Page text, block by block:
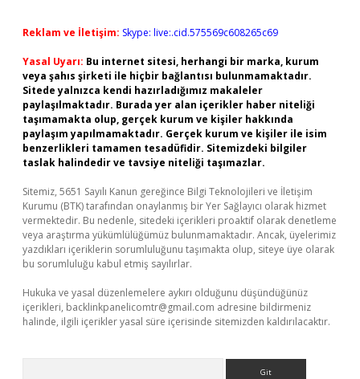
Reklam ve İletişim: Skype: live:.cid.575569c608265c69
Yasal Uyarı: Bu internet sitesi, herhangi bir marka, kurum
veya şahıs şirketi ile hiçbir bağlantısı bulunmamaktadır.
Sitede yalnızca kendi hazırladığımız makaleler
paylaşılmaktadır. Burada yer alan içerikler haber niteliği
taşımamakta olup, gerçek kurum ve kişiler hakkında
paylaşım yapılmamaktadır. Gerçek kurum ve kişiler ile isim
benzerlikleri tamamen tesadüfidir. Sitemizdeki bilgiler
taslak halindedir ve tavsiye niteliği taşımazlar.
Sitemiz, 5651 Sayılı Kanun gereğince Bilgi Teknolojileri ve İletişim
Kurumu (BTK) tarafından onaylanmış bir Yer Sağlayıcı olarak hizmet
vermektedir. Bu nedenle, sitedeki içerikleri proaktif olarak denetleme
veya araştırma yükümlülüğümüz bulunmamaktadır. Ancak, üyelerimiz
yazdıkları içeriklerin sorumluluğunu taşımakta olup, siteye üye olarak
bu sorumluluğu kabul etmiş sayılırlar.
Hukuka ve yasal düzenlemelere aykırı olduğunu düşündüğünüz
içerikleri, backlinkpanelicomtr@gmail.com adresine bildirmeniz
halinde, ilgili içerikler yasal süre içerisinde sitemizden kaldırılacaktır.